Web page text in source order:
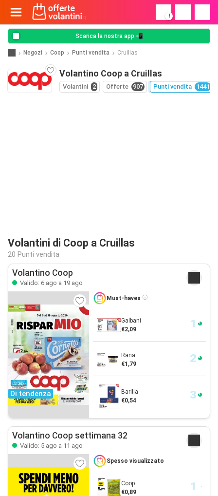
!
Scarica la nostra app 📲
Negozi Coop Punti vendita Cruillas
Volantino Coop a Cruillas
Volantini 2 Offerte 907 Punti vendita 1441
Volantini di Coop a Cruillas
20 Punti vendita
Volantino Coop
Valido: 6 ago a 19 ago
Di tendenza
Must-haves
Galbani
€2,09
Rana
€1,79
Barilla
€0,54
Volantino Coop settimana 32
Valido: 5 ago a 11 ago
Spesso visualizzato
Coop
€0,89